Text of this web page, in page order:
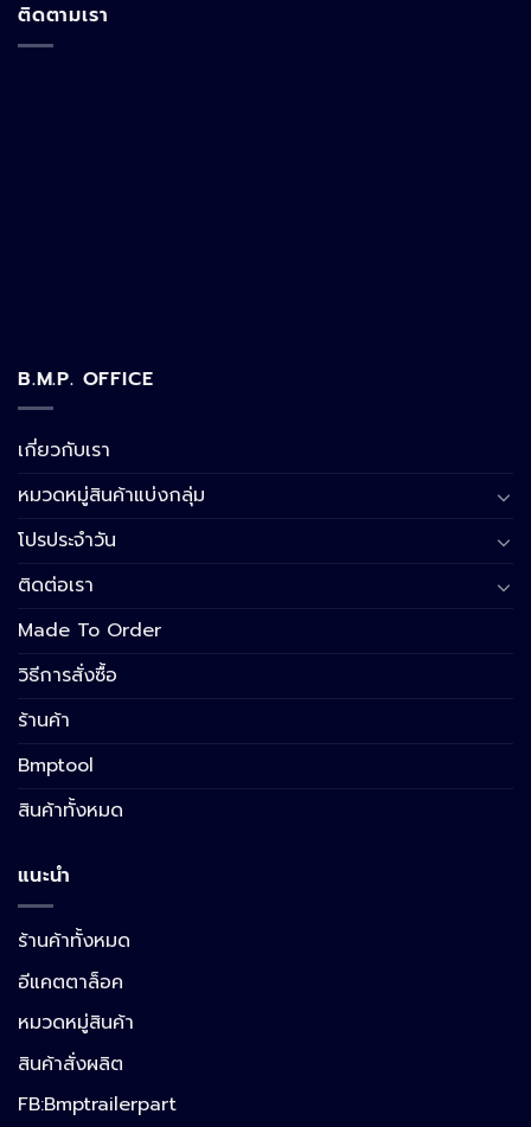
ติดตามเรา
B.M.P. OFFICE
เกี่ยวกับเรา
หมวดหมู่สินค้าแบ่งกลุ่ม
โปรประจำวัน
ติดต่อเรา
Made To Order
วิธีการสั่งซื้อ
ร้านค้า
Bmptool
สินค้าทั้งหมด
แนะนำ
ร้านค้าทั้งหมด
อีแคตตาล็อค
หมวดหมู่สินค้า
สินค้าสั่งผลิต
FB:Bmptrailerpart